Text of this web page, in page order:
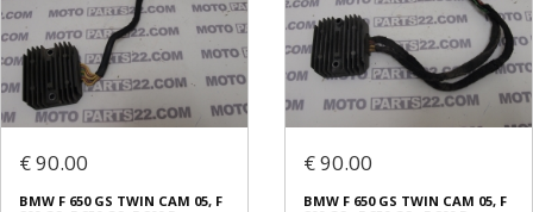
€ 90.00
BMW F 650 GS TWIN CAM 05, F
€ 90.00
BMW F 650 GS TWIN CAM 05, F